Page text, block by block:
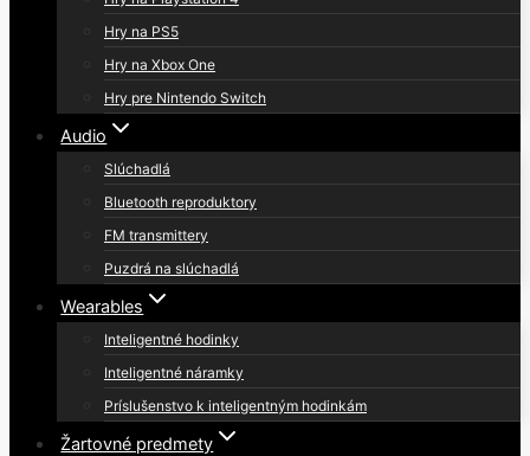
Hry na PS5
Hry na Xbox One
Hry pre Nintendo Switch
Audio
Slúchadlá
Bluetooth reproduktory
FM transmittery
Puzdrá na slúchadlá
Wearables
Inteligentné hodinky
Inteligentné náramky
Príslušenstvo k inteligentným hodinkám
Žartovné predmety